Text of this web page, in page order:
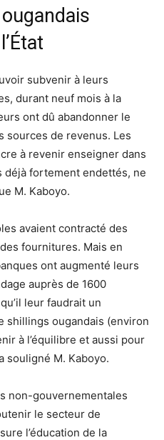
subvenir à leurs
durant neuf mois à la
ont dû abandonner le
sources de revenus. Les
à revenir enseigner dans
déjà fortement endettés, ne
M. Kaboyo.
avaient contracté des
fournitures. Mais en
ont augmenté leurs
auprès de 1600
leur faudrait un
shillings ougandais (environ
à l’équilibre et aussi pour
souligné M. Kaboyo.
non-gouvernementales
le secteur de
l’éducation de la